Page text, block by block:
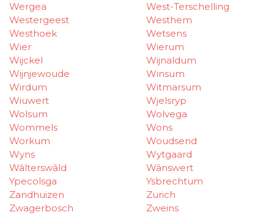
Wergea
West-Terschelling
Westergeest
Westhem
Westhoek
Wetsens
Wier
Wierum
Wijckel
Wijnaldum
Wijnjewoude
Winsum
Wirdum
Witmarsum
Wiuwert
Wjelsryp
Wolsum
Wolvega
Wommels
Wons
Workum
Woudsend
Wyns
Wytgaard
Wâlterswâld
Wânswert
Ypecolsga
Ysbrechtum
Zandhuizen
Zurich
Zwagerbosch
Zweins